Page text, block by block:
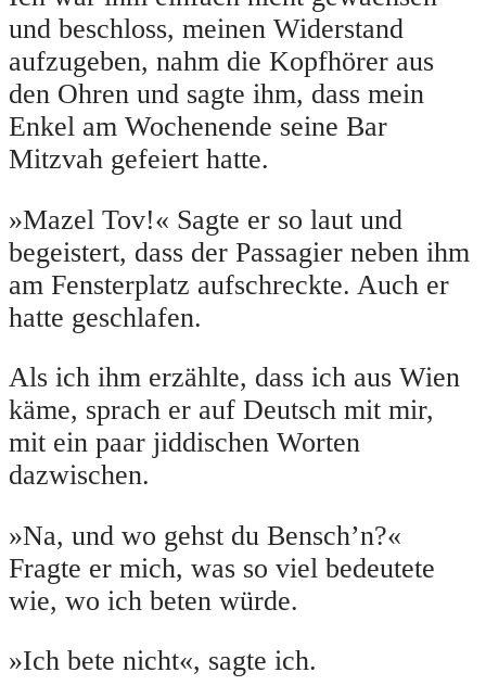
und beschloss, meinen Widerstand
aufzugeben, nahm die Kopfhörer aus
den Ohren und sagte ihm, dass mein
Enkel am Wochenende seine Bar
Mitzvah gefeiert hatte.
»Mazel Tov!« Sagte er so laut und
begeistert, dass der Passagier neben ihm
am Fensterplatz aufschreckte. Auch er
hatte geschlafen.
Als ich ihm erzählte, dass ich aus Wien
käme, sprach er auf Deutsch mit mir,
mit ein paar jiddischen Worten
dazwischen.
»Na, und wo gehst du Bensch’n?«
Fragte er mich, was so viel bedeutete
wie, wo ich beten würde.
»Ich bete nicht«, sagte ich.